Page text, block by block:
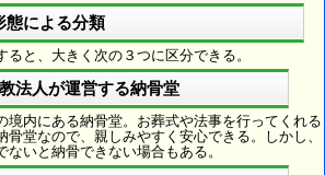
態による分類
と、大きく次の３つに区分できる。
法人が運営する納骨堂
境内にある納骨堂。お葬式や法事を行ってくれる
骨堂なので、親しみやすく安心できる。しかし、
いと納骨できない場合もある。